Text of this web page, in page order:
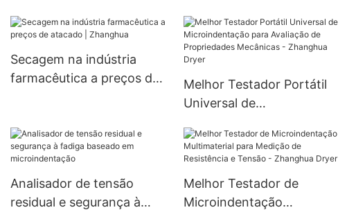
Inoxidável 316L com
Custo-Benefício
Cristalizador Estático1
Refrigeração com Design
Personalizado
Secagem na indústria
farmacêutica a preços de
Melhor Testador Portátil
Universal de
Avaliação de Propriedades
Mecânicas - Zhanghua
Dryer
Analisador de tensão
residual e segurança à
Melhor Testador de
Microindentação